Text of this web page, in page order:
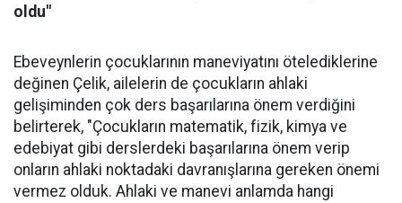
oldu"
Ebeveynlerin çocuklarının maneviyatını ötelediklerine
değinen Çelik, ailelerin de çocukların ahlaki
gelişiminden çok ders başarılarına önem verdiğini
belirterek, "Çocukların matematik, fizik, kimya ve
edebiyat gibi derslerdeki başarılarına önem verip
onların ahlaki noktadaki davranışlarına gereken önemi
vermez olduk. Ahlaki ve manevi anlamda hangi